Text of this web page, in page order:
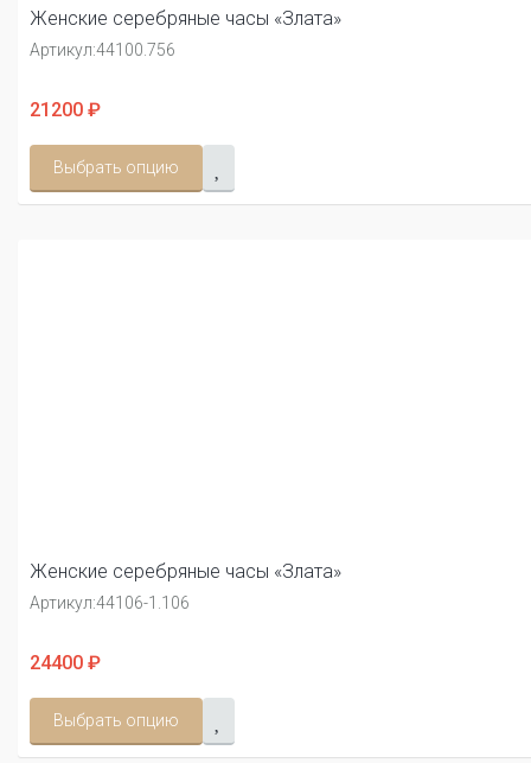
Женские серебряные часы «Злата»
Артикул:44100.756
21200 ₽
Выбрать опцию
Женские серебряные часы «Злата»
Артикул:44106-1.106
24400 ₽
Выбрать опцию